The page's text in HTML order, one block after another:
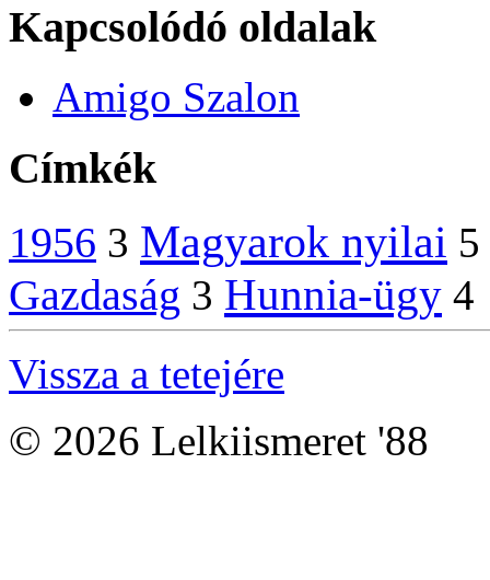
Kapcsolódó oldalak
Amigo Szalon
Címkék
1956 3 Magyarok nyilai 5
Gazdaság 3 Hunnia-ügy 4
Vissza a tetejére
© 2026 Lelkiismeret '88